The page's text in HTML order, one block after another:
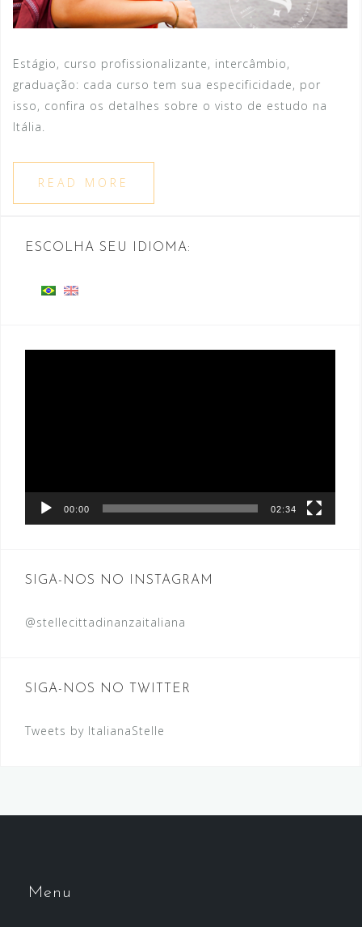
Estágio, curso profissionalizante, intercâmbio,
graduação: cada curso tem sua especificidade, por
isso, confira os detalhes sobre o visto de estudo na
Itália.
READ MORE
ESCOLHA SEU IDIOMA:
00:00 02:34
SIGA-NOS NO INSTAGRAM
@stellecittadinanzaitaliana
SIGA-NOS NO TWITTER
Tweets by ItalianaStelle
Menu